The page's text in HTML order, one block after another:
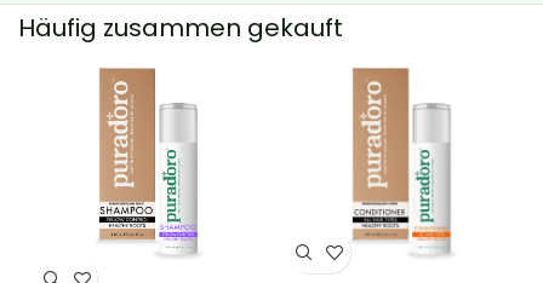
Häufig zusammen gekauft